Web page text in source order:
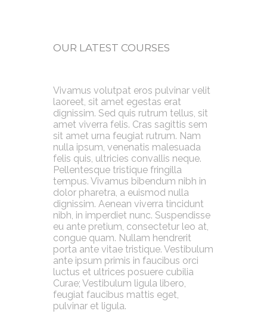
OUR LATEST COURSES
Vivamus volutpat eros pulvinar velit
laoreet, sit amet egestas erat
dignissim. Sed quis rutrum tellus, sit
amet viverra felis. Cras sagittis sem
sit amet urna feugiat rutrum. Nam
nulla ipsum, venenatis malesuada
felis quis, ultricies convallis neque.
Pellentesque tristique fringilla
tempus. Vivamus bibendum nibh in
dolor pharetra, a euismod nulla
dignissim. Aenean viverra tincidunt
nibh, in imperdiet nunc. Suspendisse
eu ante pretium, consectetur leo at,
congue quam. Nullam hendrerit
porta ante vitae tristique. Vestibulum
ante ipsum primis in faucibus orci
luctus et ultrices posuere cubilia
Curae; Vestibulum ligula libero,
feugiat faucibus mattis eget,
pulvinar et ligula.